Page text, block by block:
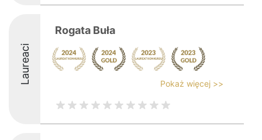
Laureaci
Rogata Buła
Pokaż więcej >>